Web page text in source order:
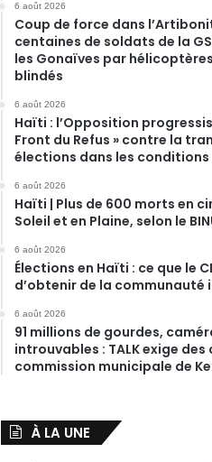
6 août 2026
Coup de force dans
centaines de soldats de la
les Gonaïves par
blindés
6 août 2026
Haïti : l’Opposition
Front du Refus » contre la
élections dans les
6 août 2026
Haïti | Plus de 600 morts en
Soleil et en Plaine, selon le
6 août 2026
Élections en Haïti : ce que le
d’obtenir de la
6 août 2026
91 millions de gourdes,
introuvables : TALK exige
commission municipale de
À LA UNE